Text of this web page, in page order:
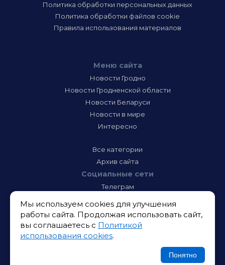
Политика обработки персональных данных
Политика обработки файлов cookie
Правила использования материалов
Меню сайта
Новости Гродно
Новости Гродненской области
Новости Беларуси
Новости в мире
Интересно
Все категории
Архив сайта
Социальные сети
Телеграм
Инстаграм
Тик-Ток
Одноклассники
ВК
Мы используем cookies для улучшения
работы сайта. Продолжая использовать сайт,
вы соглашаетесь с Политикой
использования cookies.
Понятно